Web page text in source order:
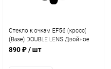
Стекло к очкам EF56 (кросс)
(Base) DOUBLE LENS Двойное
стекло (прозрачный)
890 ₽/ шт